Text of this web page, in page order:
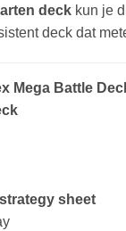
deckkun je
deck dat
Mega Battle
sheet